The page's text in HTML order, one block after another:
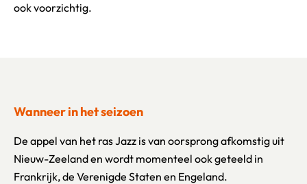
ook voorzichtig.
Wanneer in het seizoen
De appel van het ras Jazz is van oorsprong afkomstig uit
Nieuw-Zeeland en wordt momenteel ook geteeld in
Frankrijk, de Verenigde Staten en Engeland.